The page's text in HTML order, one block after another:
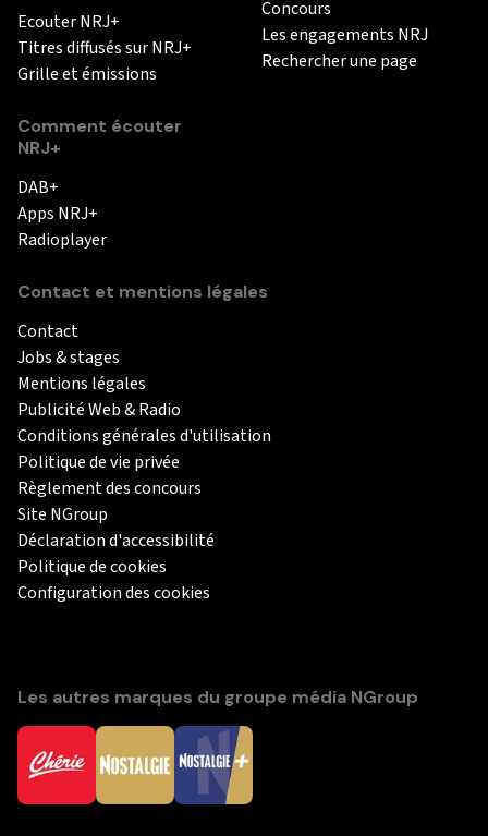
Ecouter NRJ+
Titres diffusés sur NRJ+
Grille et émissions
Comment écouter
NRJ+
DAB+
Apps NRJ+
Radioplayer
Concours
Les engagements NRJ
Rechercher une page
Contact et mentions légales
Contact
Jobs & stages
Mentions légales
Publicité Web & Radio
Conditions générales d'utilisation
Politique de vie privée
Règlement des concours
Site NGroup
Déclaration d'accessibilité
Politique de cookies
Configuration des cookies
Les autres marques du groupe média NGroup